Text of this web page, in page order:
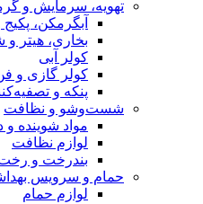
تهویه، سرمایش و
آبگرمکن،
بخاری، هیتر و
کولر آبی
کولر گازی و
پنکه و
شست‌وشو و نظافت
مواد شوینده
لوازم نظافت
بندرخت و
حمام و سرویس
لوازم حمام